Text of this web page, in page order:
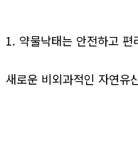
1. 약물낙태는 안전하고
새로운 비외과적인 자연유